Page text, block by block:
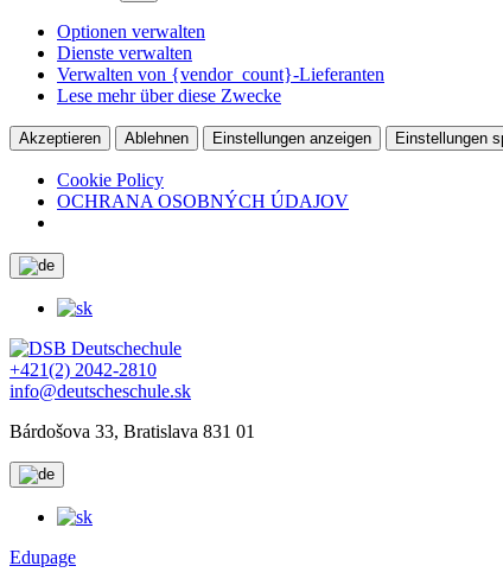
Optionen verwalten
Dienste verwalten
Verwalten von {vendor_count}-Lieferanten
Lese mehr über diese Zwecke
Akzeptieren Ablehnen Einstellungen anzeigen Einstellungen
Cookie Policy
OCHRANA OSOBNÝCH ÚDAJOV
+421(2) 2042-2810
info@deutscheschule.sk
Bárdošova 33, Bratislava 831 01
Edupage